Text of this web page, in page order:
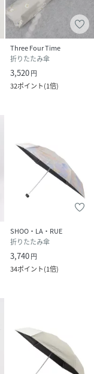
Three Four Time
折りたたみ傘
3,520円
32ポイント(1倍)
SHOO・LA・RUE
折りたたみ傘
3,740円
34ポイント(1倍)